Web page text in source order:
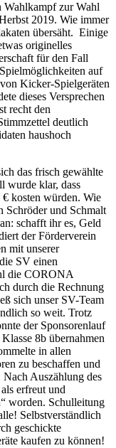
Wahlkampf zur Wahl
2019. Wie immer
übersäht. Einige
originelles
für den Fall
auf
Kicker-Spielgeräten
dieses Versprechen
recht den
deutlich
haushoch
das frisch gewählte
wurde klar, dass
kosten würden. Wie
Schröder und Schmalt
schafft ihr es, Geld
der Förderverein
mit unserer
SV einen
die CORONA
durch die Rechnung
sich unser SV-Team
so weit. Trotz
der Sponsorenlauf
8b übernahmen
in allen
zu beschaffen und
Auszählung des
erfreut und
worden. Schulleitung
Selbstverständlich
geschickte
kaufen zu können!